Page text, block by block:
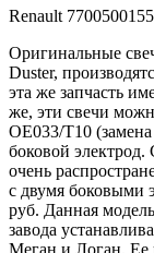
Renault 7700500155
Оригинальные
Duster,
эта же запчасть
же, эти свечи
OE033/T10
боковой
очень
с двумя боковыми
руб. Данная
завода